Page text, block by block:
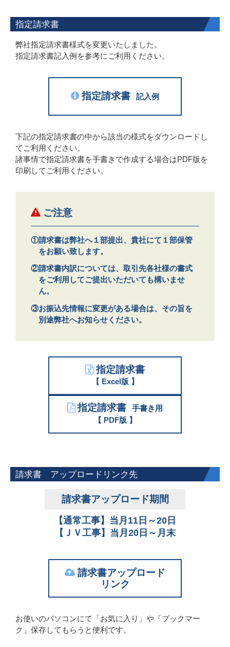
指定請求書
弊社指定請求書様式を変更いたしました。
指定請求書記入例を参考にご利用ください。
指定請求書 記入例
下記の指定請求書の中から該当の様式をダウンロードし
てご利用ください。
諸事情で指定請求書を手書きで作成する場合はPDF版を
印刷してご利用ください。
ご注意
請求書は弊社へ１部提出、貴社にて１部保管
をお願い致します。
請求書内訳については、取引先各社様の書式
をご利用してご提出いただいても構いませ
ん。
お振込先情報に変更がある場合は、その旨を
別途弊社へお知らせください。
指定請求書
【 Excel版 】
指定請求書
手書き用
【 PDF版 】
請求書 アップロードリンク先
請求書アップロード期間
【通常工事】当月11日～20日
【ＪＶ工事】当月20日～月末
請求書アップロード
リンク
お使いのパソコンにて「お気に入り」や「ブックマー
ク」保存してもらうと便利です。